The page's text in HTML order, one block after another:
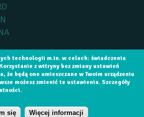
SEMESTR WRZEŚNIOWY 2026 - NIE
2015, Wszelkie prawa zastrzeżone.
SzczecinAplikacje Mobilne Szczecin
technologii m.in. w celach: świadczenia
z witryny bez zmiany ustawień
że będą one umieszczane w Twoim urządzeniu
możesz zmienić te ustawienia. Szczegóły
się Więcej informacji